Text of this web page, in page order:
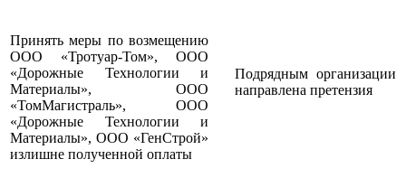
Принять меры по возмещению
ООО «Тротуар-Том», ООО
«Дорожные Технологии и
Материалы», ООО
«ТомМагистраль», ООО
«Дорожные Технологии и
Материалы», ООО «ГенСтрой»
излишне полученной оплаты
Подрядным организации
направлена претензия